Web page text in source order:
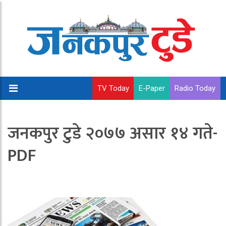
TV Today E-Paper Radio Today
जनकपुर टुडे २०७७ असार १४ गते-
PDF